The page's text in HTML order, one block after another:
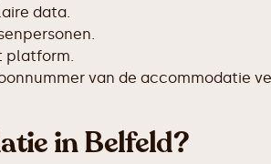
data.
platform.
van de accommodatie
in Belfeld?